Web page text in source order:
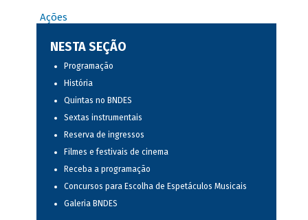
Ações
NESTA SEÇÃO
Programação
História
Quintas no BNDES
Sextas instrumentais
Reserva de ingressos
Filmes e festivais de cinema
Receba a programação
Concursos para Escolha de Espetáculos Musicais
Galeria BNDES